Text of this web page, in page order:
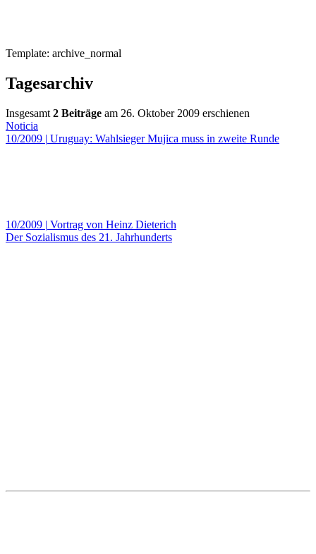
Template: archive_normal
Tagesarchiv
Insgesamt 2 Beiträge am 26. Oktober 2009 erschienen
Noticia
10/2009 | Uruguay: Wahlsieger Mujica muss in zweite Runde
10/2009 | Vortrag von Heinz Dieterich
Der Sozialismus des 21. Jahrhunderts